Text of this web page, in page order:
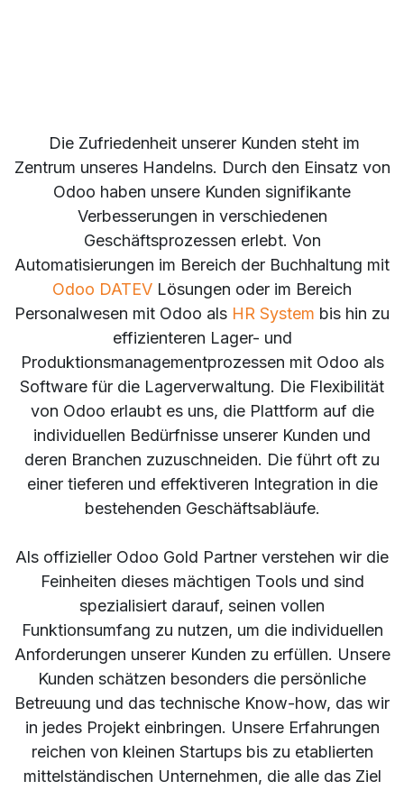
Die Zufriedenheit unserer Kunden steht im
Zentrum unseres Handelns. Durch den Einsatz von
Odoo haben unsere Kunden signifikante
Verbesserungen in verschiedenen
Geschäftsprozessen erlebt. Von
Automatisierungen im Bereich der Buchhaltung mit
Odoo DATEV Lösungen oder im Bereich
Personalwesen mit Odoo als HR System bis hin zu
effizienteren Lager- und
Produktionsmanagementprozessen mit Odoo als
Software für die Lagerverwaltung. Die Flexibilität
von Odoo erlaubt es uns, die Plattform auf die
individuellen Bedürfnisse unserer Kunden und
deren Branchen zuzuschneiden. Die führt oft zu
einer tieferen und effektiveren Integration in die
bestehenden Geschäftsabläufe.
Als offizieller Odoo Gold Partner verstehen wir die
Feinheiten dieses mächtigen Tools und sind
spezialisiert darauf, seinen vollen
Funktionsumfang zu nutzen, um die individuellen
Anforderungen unserer Kunden zu erfüllen. Unsere
Kunden schätzen besonders die persönliche
Betreuung und das technische Know-how, das wir
in jedes Projekt einbringen. Unsere Erfahrungen
reichen von kleinen Startups bis zu etablierten
mittelständischen Unternehmen, die alle das Ziel